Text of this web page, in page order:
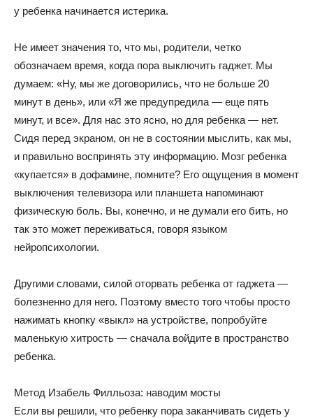
у ребенка начинается истерика.
Не имеет значения то, что мы, родители, четко
обозначаем время, когда пора выключить гаджет. Мы
думаем: «Ну, мы же договорились, что не больше 20
минут в день», или «Я же предупредила — еще пять
минут, и все». Для нас это ясно, но для ребенка — нет.
Сидя перед экраном, он не в состоянии мыслить, как мы,
и правильно воспринять эту информацию. Мозг ребенка
«купается» в дофамине, помните? Его ощущения в момент
выключения телевизора или планшета напоминают
физическую боль. Вы, конечно, и не думали его бить, но
так это может переживаться, говоря языком
нейропсихологии.
Другими словами, силой оторвать ребенка от гаджета —
болезненно для него. Поэтому вместо того чтобы просто
нажимать кнопку «выкл» на устройстве, попробуйте
маленькую хитрость — сначала войдите в пространство
ребенка.
Метод Изабель Филльоза: наводим мосты
Если вы решили, что ребенку пора заканчивать сидеть у